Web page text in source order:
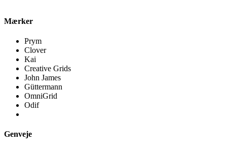
Mærker
Prym
Clover
Kai
Creative Grids
John James
Güttermann
OmniGrid
Odif
Genveje